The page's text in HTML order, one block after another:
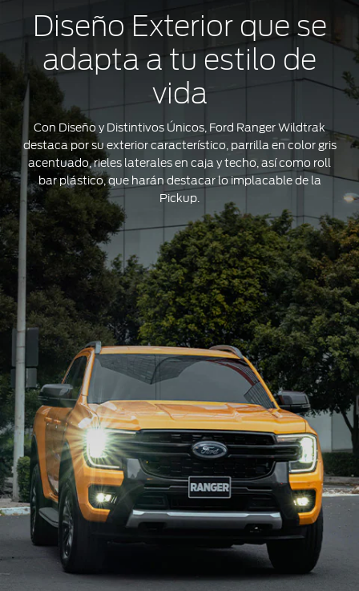
Diseño Exterior que se
adapta a tu estilo de
vida
Con Diseño y Distintivos Únicos, Ford Ranger Wildtrak
destaca por su exterior característico, parrilla en color gris
acentuado, rieles laterales en caja y techo, así como roll
bar plástico, que harán destacar lo implacable de la
Pickup.